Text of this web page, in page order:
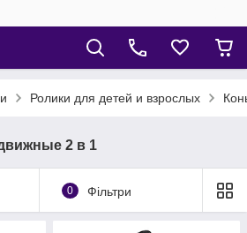
Ролики для детей и взрослых
2 в 1
0 Фільтри